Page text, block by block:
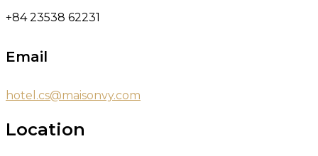
+84 23538 62231
Email
hotel.cs@maisonvy.com
Location